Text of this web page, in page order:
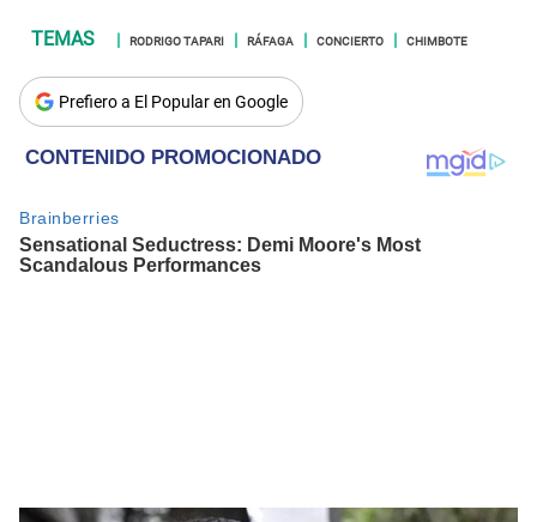
RODRIGO TAPARI RÁFAGA CONCIERTO CHIMBOTE
Prefiero a El Popular en Google